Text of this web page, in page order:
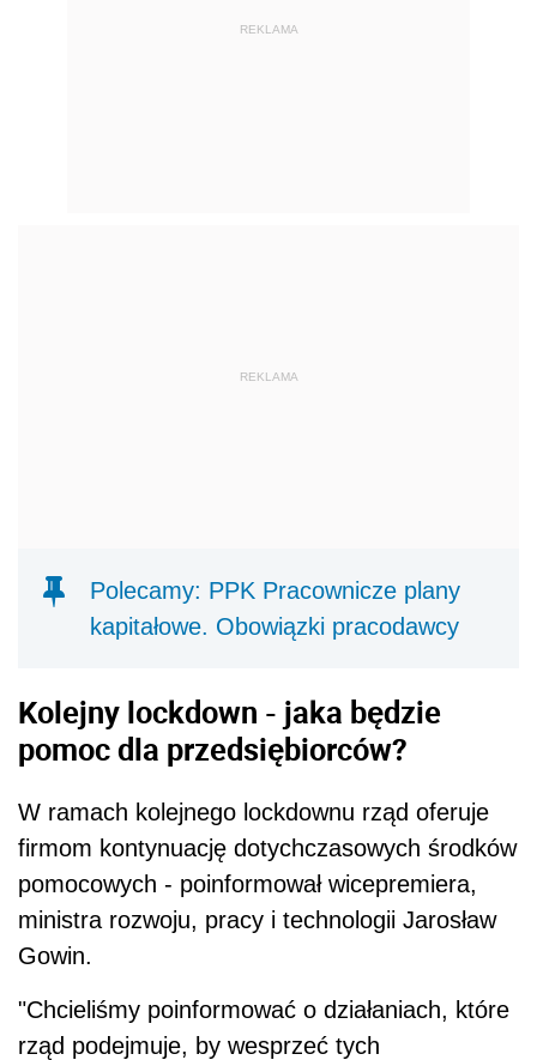
REKLAMA
REKLAMA
Polecamy: PPK Pracownicze plany
kapitałowe. Obowiązki pracodawcy
Kolejny lockdown - jaka będzie
pomoc dla przedsiębiorców?
W ramach kolejnego lockdownu rząd oferuje
firmom kontynuację dotychczasowych środków
pomocowych - poinformował wicepremiera,
ministra rozwoju, pracy i technologii Jarosław
Gowin.
"Chcieliśmy poinformować o działaniach, które
rząd podejmuje, by wesprzeć tych